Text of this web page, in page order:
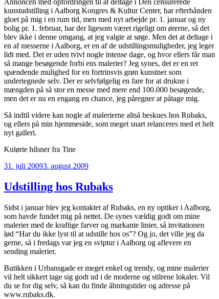
kunstudstilling i Aalborg Kongres & Kultur Center, har efterhånden
gloet på mig i en rum tid, men med nyt arbejde pr. 1. januar og ny
bolig pr. 1. februar, har der ligesom været rigeligt om ørerne, så det
blev ikke i denne omgang, at jeg valgte at søge. Men det at deltage i
en af messerne i Aalborg, er en af de udstillingsmuligheder, jeg leger
lidt med. Det er uden tvivl nogle intense dage, og hvor ellers får man
så mange besøgende forbi ens malerier? Jeg synes, det er en ret
spændende mulighed for en fortrinsvis grøn kunstner som
undertegnede selv. Der er selvfølgelig en fare for at drukne i
mængden på så stor en messe med mere end 100.000 besøgende,
men det er nu en engang en chance, jeg påregner at påtage mig.
Så indtil videre kan nogle af malerierne altså beskues hos Rubaks,
og ellers på min hjemmeside, som meget snart relanceres med et helt
nyt galleri.
Kulørte hilsner fra Tine
Udgivet
31. juli 20093. august 2009
Udstilling hos Rubaks
Sidst i januar blev jeg kontaktet af Rubaks, en ny optiker i Aalborg,
som havde fundet mig på nettet. De synes vældig godt om mine
malerier med de kraftige farver og markante linier, så invitationen
lød “Har du ikke lyst til at udstille hos os”? Og jo, det ville jeg da
gerne, så i fredags var jeg en sviptur i Aalborg og aflevere en
sending malerier.
Butikken i Urbansgade er meget enkel og trendy, og mine malerier
vil helt sikkert tage sig godt ud i de moderne og stilrene lokaler. Vil
du se for dig selv, så kan du finde åbningstider og adresse på
www.rubaks.dk.